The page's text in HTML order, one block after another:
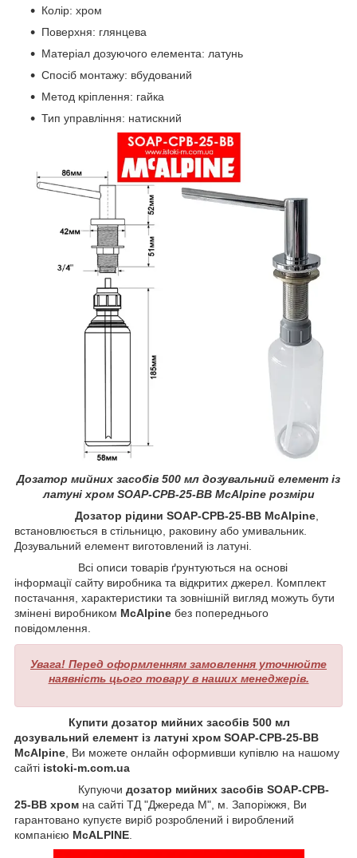
Колір: хром
Поверхня: глянцева
Матеріал дозуючого елемента: латунь
Спосіб монтажу: вбудований
Метод кріплення: гайка
Тип управління: натискний
Дозатор мийних засобів 500 мл дозувальний елемент із
латуні хром SOAP-CPB-25-BB McAlpine розміри
Дозатор рідини SOAP-CPB-25-BB McAlpine,
встановлюється в стільницю, раковину або умивальник.
Дозувальний елемент виготовлений із латуні.
Всі описи товарів ґрунтуються на основі
інформації сайту виробника та відкритих джерел. Комплект
постачання, характеристики та зовнішній вигляд можуть бути
змінені виробником McAlpine без попереднього
повідомлення.
Увага! Перед оформленням замовлення уточнюйте
наявність цього товару в наших менеджерів.
Купити дозатор мийних засобів 500 мл
дозувальний елемент із латуні хром SOAP-CPB-25-BB
McAlpine, Ви можете онлайн оформивши купівлю на нашому
сайті istoki-m.com.ua
Купуючи дозатор мийних засобів SOAP-CPB-
25-BB хром на сайті ТД "Джереда М", м. Запоріжжя, Ви
гарантовано купуєте виріб розроблений і вироблений
компанією McALPINE.